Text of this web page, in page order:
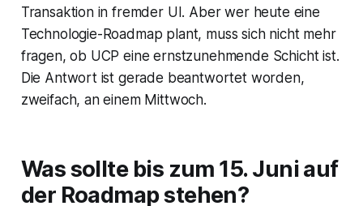
Transaktion in fremder UI. Aber wer heute eine
Technologie-Roadmap plant, muss sich nicht mehr
fragen, ob UCP eine ernstzunehmende Schicht ist.
Die Antwort ist gerade beantwortet worden,
zweifach, an einem Mittwoch.
Was sollte bis zum 15. Juni auf
der Roadmap stehen?